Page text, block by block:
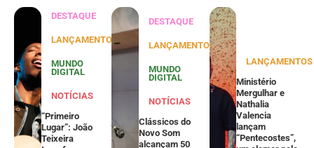
DESTAQUE
LANÇAMENTOS
MUNDO
DIGITAL
NOTÍCIAS
“Primeiro
Lugar”: João
Teixeira
DESTAQUE
LANÇAMENTOS
MUNDO
DIGITAL
NOTÍCIAS
Clássicos do
Novo Som
alcançam 50
LANÇAMENTOS
Ministério
Mergulhar e
Nathalia
Valencia
lançam
“Pentecostes”,